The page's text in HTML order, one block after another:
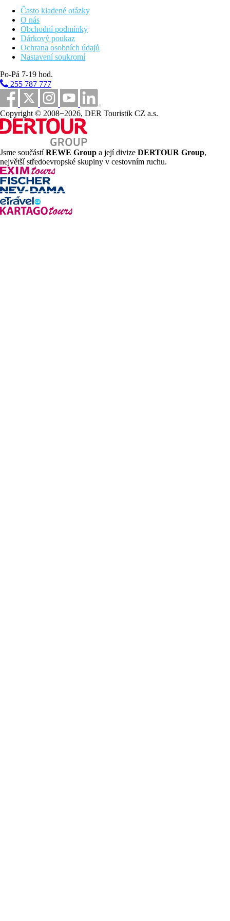
Centrum města
Pláž
Plážová dovolená
Bazény
Dětský bazén
Lehátka u bazénu
Slunečníky u bazénu
Fotogalerie
Často kladené otázky
O nás
Obchodní podmínky
Dárkový poukaz
Ochrana osobních údajů
Nastavení soukromí
Po-Pá 7-19 hod.
255 787 777
Copyright © 2008−2026, DER Touristik CZ a.s.
Jsme součástíREWE Group a její divize DERTOUR Group,
největší středoevropské skupiny v cestovním ruchu.